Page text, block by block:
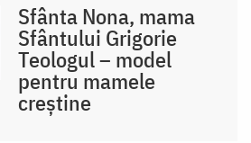
Sfânta Nona, mama
Sfântului Grigorie
Teologul – model
pentru mamele
creștine